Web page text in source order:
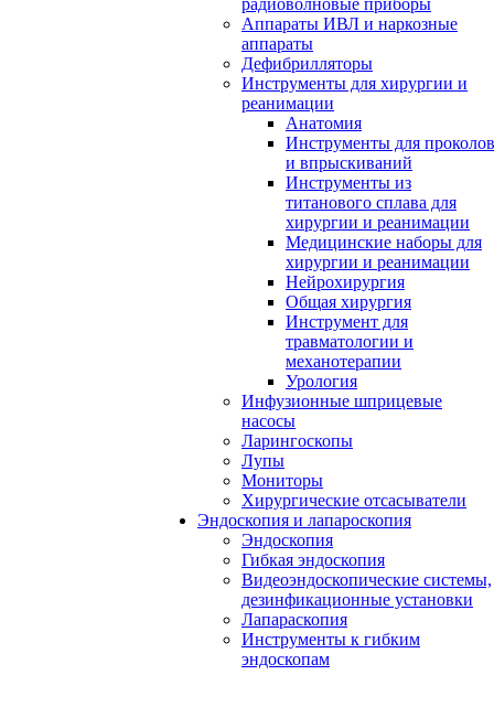
радиоволновые приборы
Аппараты ИВЛ и наркозные
аппараты
Дефибрилляторы
Инструменты для хирургии и
реанимации
Анатомия
Инструменты для проколов
и впрыскиваний
Инструменты из
титанового сплава для
хирургии и реанимации
Медицинские наборы для
хирургии и реанимации
Нейрохирургия
Общая хирургия
Инструмент для
травматологии и
механотерапии
Урология
Инфузионные шприцевые
насосы
Ларингоскопы
Лупы
Мониторы
Хирургические отсасыватели
Эндоскопия и лапароскопия
Эндоскопия
Гибкая эндоскопия
Видеоэндоскопические системы,
дезинфикационные установки
Лапараскопия
Инструменты к гибким
эндоскопам